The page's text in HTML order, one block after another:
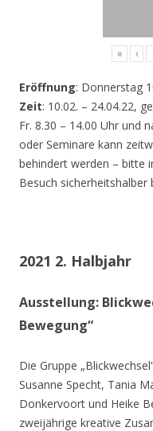
« ‹
Eröffnung: Donnerstag
Zeit: 10.02. – 24.04.22,
Fr. 8.30 – 14.00 Uhr und
oder Seminare kann
behindert werden – bitte
Besuch sicherheitshalber
2021 2. Halbjahr
Ausstellung:
Bewegung“
Die Gruppe
Susanne Specht, Tania
Donkervoort und Heike
zweijährige kreative